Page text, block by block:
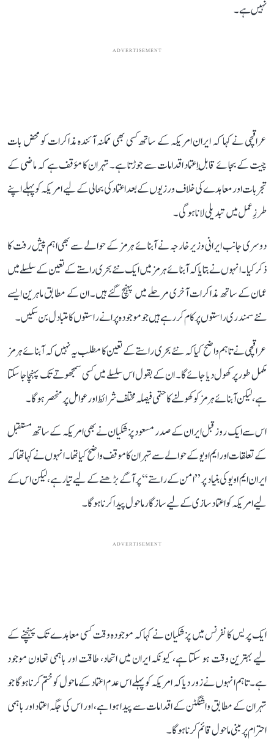
نہیں ہے۔
ADVERTISEMENT
عراقچی نے کہا کہ ایران امریکہ کے ساتھ کسی بھی ممکنہ آئندہ مذاکرات کو محض بات
چیت کے بجائے قابلِ اعتماد اقدامات سے جوڑتا ہے۔ تہران کا مؤقف ہے کہ ماضی کے
تجربات اور معاہدے کی خلاف ورزیوں کے بعد اعتماد کی بحالی کے لیے امریکہ کو پہلے اپنے
طرزِ عمل میں تبدیلی لانا ہوگی۔
دوسری جانب ایرانی وزیر خارجہ نے آبنائے ہرمز کے حوالے سے بھی اہم پیش رفت کا
ذکر کیا۔ انہوں نے بتایا کہ آبنائے ہرمز میں ایک نئے بحری راستے کے تعین کے سلسلے میں
عمان کے ساتھ مذاکرات آخری مرحلے میں پہنچ گئے ہیں۔ ان کے مطابق ماہرین ایسے
نئے سمندری راستوں پر کام کر رہے ہیں جو موجودہ پرانے راستوں کا متبادل بن سکیں۔
عراقچی نے تاہم واضح کیا کہ نئے بحری راستے کے تعین کا مطلب یہ نہیں کہ آبنائے ہرمز
مکمل طور پر کھول دیا جائے گا۔ ان کے بقول اس سلسلے میں کسی سمجھوتے تک پہنچا جا سکتا
ہے، لیکن آبنائے ہرمز کو کھولنے کا حتمی فیصلہ مختلف شرائط اور عوامل پر منحصر ہوگا۔
اس سے ایک روز قبل ایران کے صدر مسعود پزشکیان نے بھی امریکہ کے ساتھ مستقبل
کے تعلقات اور ایم او یو کے حوالے سے تہران کا موقف واضح کیا تھا۔ انہوں نے کہا تھا کہ
ایران ایم او یو کی بنیاد پر ’’امن کے راستے‘‘ پر آگے بڑھنے کے لیے تیار ہے، لیکن اس کے
لیے امریکہ کو اعتماد سازی کے لیے سازگار ماحول پیدا کرنا ہوگا۔
ADVERTISEMENT
ایک پریس کانفرنس میں پزشکیان نے کہا کہ موجودہ وقت کسی معاہدے تک پہنچنے کے
لیے بہترین وقت ہو سکتا ہے، کیونکہ ایران میں اتحاد، طاقت اور باہمی تعاون موجود
ہے۔ تاہم انہوں نے زور دیا کہ امریکہ کو پہلے اس عدم اعتماد کے ماحول کو ختم کرنا ہوگا جو
تہران کے مطابق واشنگٹن کے اقدامات سے پیدا ہوا ہے، اور اس کی جگہ اعتماد اور باہمی
احترام پر مبنی ماحول قائم کرنا ہوگا۔